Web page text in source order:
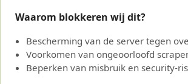
Waarom blokkeren wij dit?
Bescherming van de server tegen
Voorkomen van ongeoorloofd
Beperken van misbruik en security-